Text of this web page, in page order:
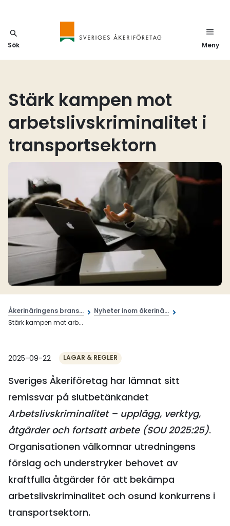
Sök Meny
Stärk kampen mot
arbetslivskriminalitet i
transportsektorn
Åkerinäringens brans...
Nyheter inom åkerinä...
Stärk kampen mot arb...
2025-09-22 LAGAR & REGLER
Sveriges Åkeriföretag har lämnat sitt
remissvar på slutbetänkandet
Arbetslivskriminalitet – upplägg, verktyg,
åtgärder och fortsatt arbete (SOU 2025:25).
Organisationen välkomnar utredningens
förslag och understryker behovet av
kraftfulla åtgärder för att bekämpa
arbetslivskriminalitet och osund konkurrens i
transportsektorn.